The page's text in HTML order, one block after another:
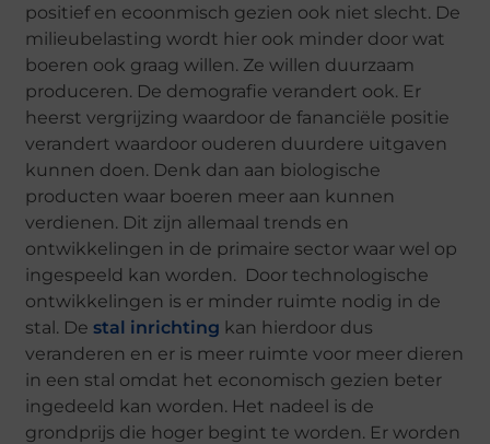
positief en ecoonmisch gezien ook niet slecht. De
milieubelasting wordt hier ook minder door wat
boeren ook graag willen. Ze willen duurzaam
produceren. De demografie verandert ook. Er
heerst vergrijzing waardoor de fananciële positie
verandert waardoor ouderen duurdere uitgaven
kunnen doen. Denk dan aan biologische
producten waar boeren meer aan kunnen
verdienen. Dit zijn allemaal trends en
ontwikkelingen in de primaire sector waar wel op
ingespeeld kan worden. Door technologische
ontwikkelingen is er minder ruimte nodig in de
stal. Destal inrichting kan hierdoor dus
veranderen en er is meer ruimte voor meer dieren
in een stal omdat het economisch gezien beter
ingedeeld kan worden. Het nadeel is de
grondprijs die hoger begint te worden. Er worden